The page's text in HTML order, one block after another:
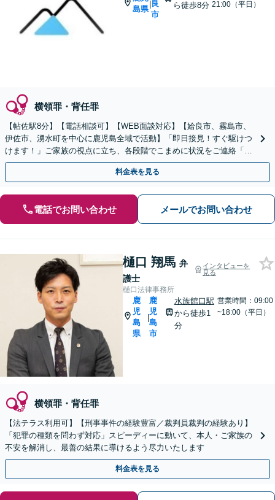
島県
|良
市
ら徒歩8分 21:00（平日）
横領罪・背任罪
【帖佐駅8分】【電話相談可】【WEB面談対応】【姶良市、霧島市、
伊佐市、湧水町を中心に鹿児島全域で活動】「即日接見！すぐ駆けつ
けます！」ご家族の視点に立ち、各段階でこまめに状況をご連絡「被
害者感情に十分に配慮し示談交渉」【休日・夜間相談可】
料金表を見る
電話でお問い合わせ メールでお問い合わせ
樋口 翔馬 弁
護士
インタビューを
見る
樋口法律事務所
鹿
児
島
県
|
鹿
児
島
市
水族館口駅
から徒歩1
分
営業時間：09:00
~18:00（平日）
横領罪・背任罪
【法テラス利用可】【刑事事件の経験豊富／裁判員裁判の経験あり】
「犯罪の種類を問わず対応」スピーディーに動いて、本人・ご家族の
不安を解消し、最善の結果に導けるよう尽力いたします
料金表を見る